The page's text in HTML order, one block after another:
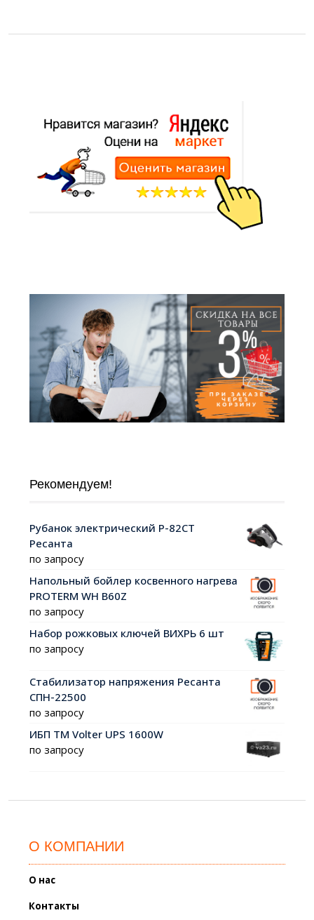
Рекомендуем!
Рубанок электрический Р-82СТ
Ресанта
по запросу
Напольный бойлер косвенного нагрева
PROTERM WH B60Z
по запросу
Набор рожковых ключей ВИХРЬ 6 шт
по запросу
Стабилизатор напряжения Ресанта
СПН-22500
по запросу
ИБП ТМ Volter UPS 1600W
по запросу
О КОМПАНИИ
О нас
Контакты